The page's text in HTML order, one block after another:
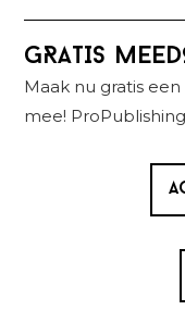
Primaire
Sidebar
GRATIS
Maak nu gratis
mee!